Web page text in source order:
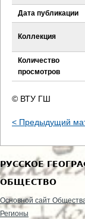
ьДата публикации
Коллекция
Количество
просмотров
© ВТУ ГШ
< Предыдущий
РУССКОЕ
ОБЩЕСТВО
Основной сайт
Регионы